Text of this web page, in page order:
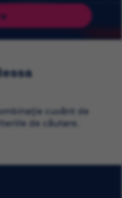
cuvânt de
de căutare.